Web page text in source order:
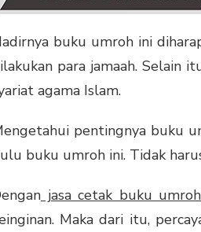
buku umroh ini
para jamaah. Selain
agama Islam.
pentingnya buku
buku umroh ini. Tidak
jasa cetak buku umroh
Maka dari itu,